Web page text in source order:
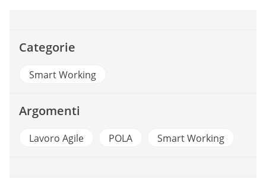
Categorie
Smart Working
Argomenti
Lavoro Agile POLA Smart Working